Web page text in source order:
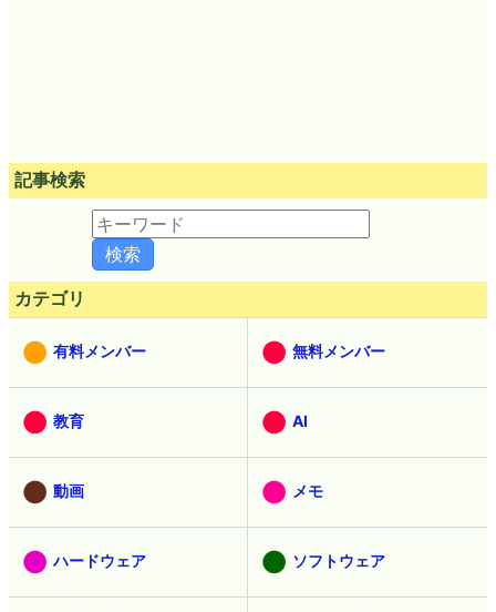
記事検索
カテゴリ
有料メンバー 無料メンバー
教育 AI
動画 メモ
ハードウェア ソフトウェア